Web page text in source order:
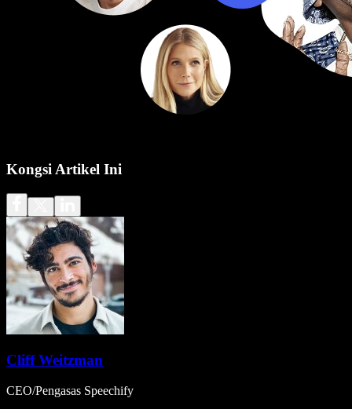
Kongsi Artikel Ini
Cliff Weitzman
CEO/Pengasas Speechify